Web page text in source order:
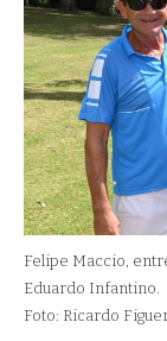
Felipe Maccio,
Eduardo Infantino.
Foto: Ricardo